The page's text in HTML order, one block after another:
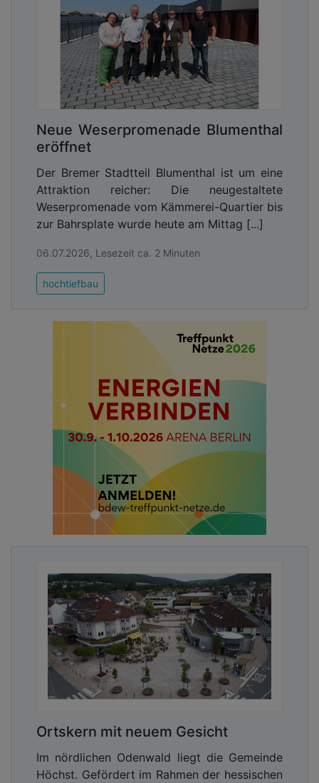
Neue Weserpromenade Blumenthal
eröffnet
Der Bremer Stadtteil Blumenthal ist um eine
Attraktion reicher: Die neugestaltete
Weserpromenade vom Kämmerei-Quartier bis
zur Bahrsplate wurde heute am Mittag [...]
06.07.2026, Lesezeit ca. 2 Minuten
hochtiefbau
Ortskern mit neuem Gesicht
Im nördlichen Odenwald liegt die Gemeinde
Höchst. Gefördert im Rahmen der hessischen